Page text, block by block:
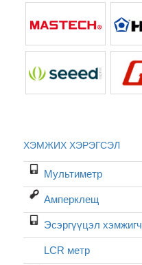
ХЭМЖИХ ХЭРЭГСЭЛ
Мультиметр
Амперклещ
Эсэргүүцэл хэмжигч
LCR метр